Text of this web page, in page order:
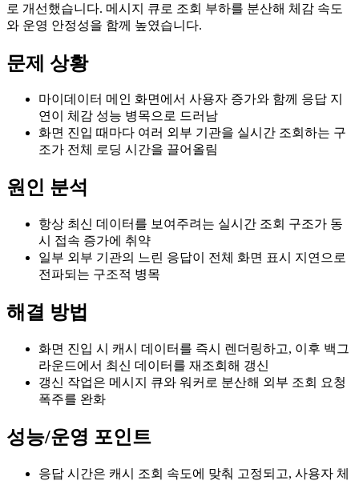
로 개선했습니다. 메시지 큐로 조회 부하를 분산해 체감 속도
와 운영 안정성을 함께 높였습니다.
문제 상황
마이데이터 메인 화면에서 사용자 증가와 함께 응답 지
연이 체감 성능 병목으로 드러남
화면 진입 때마다 여러 외부 기관을 실시간 조회하는 구
조가 전체 로딩 시간을 끌어올림
원인 분석
항상 최신 데이터를 보여주려는 실시간 조회 구조가 동
시 접속 증가에 취약
일부 외부 기관의 느린 응답이 전체 화면 표시 지연으로
전파되는 구조적 병목
해결 방법
화면 진입 시 캐시 데이터를 즉시 렌더링하고, 이후 백그
라운드에서 최신 데이터를 재조회해 갱신
갱신 작업은 메시지 큐와 워커로 분산해 외부 조회 요청
폭주를 완화
성능/운영 포인트
응답 시간은 캐시 조회 속도에 맞춰 고정되고, 사용자 체